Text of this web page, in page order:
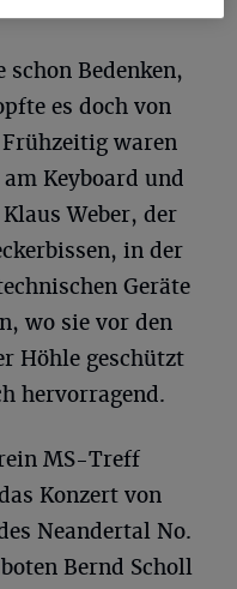
Bedenken,
es doch von
waren
Keyboard und
Weber, der
in der
Geräte
wo sie vor den
Höhle geschützt
hervorragend.
MS-Treff
Konzert von
Neandertal No.
Bernd Scholl